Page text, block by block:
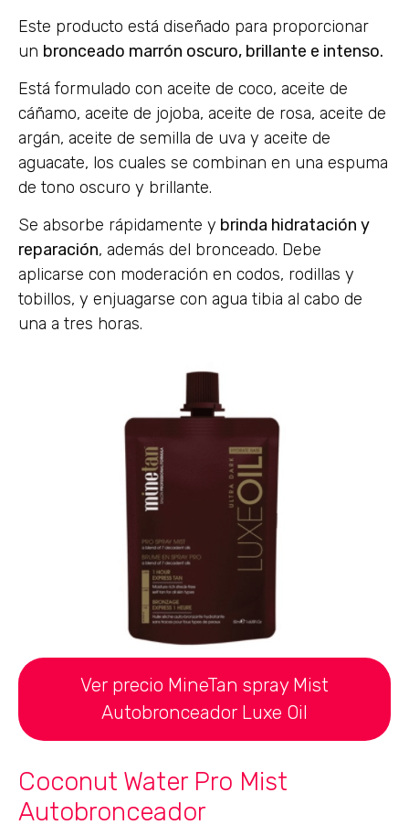
Este producto está diseñado para proporcionar
un bronceado marrón oscuro, brillante e intenso.
Está formulado con aceite de coco, aceite de
cáñamo, aceite de jojoba, aceite de rosa, aceite de
argán, aceite de semilla de uva y aceite de
aguacate, los cuales se combinan en una espuma
de tono oscuro y brillante.
Se absorbe rápidamente y brinda hidratación y
reparación, además del bronceado. Debe
aplicarse con moderación en codos, rodillas y
tobillos, y enjuagarse con agua tibia al cabo de
una a tres horas.
Ver precio MineTan spray Mist
Autobronceador Luxe Oil
Coconut Water Pro Mist
Autobronceador